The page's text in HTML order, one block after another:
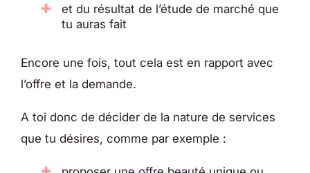
et du résultat de l’étude de marché que
tu auras fait
Encore une fois, tout cela est en rapport avec
l’offre et la demande.
A toi donc de décider de la nature de services
que tu désires, comme par exemple :